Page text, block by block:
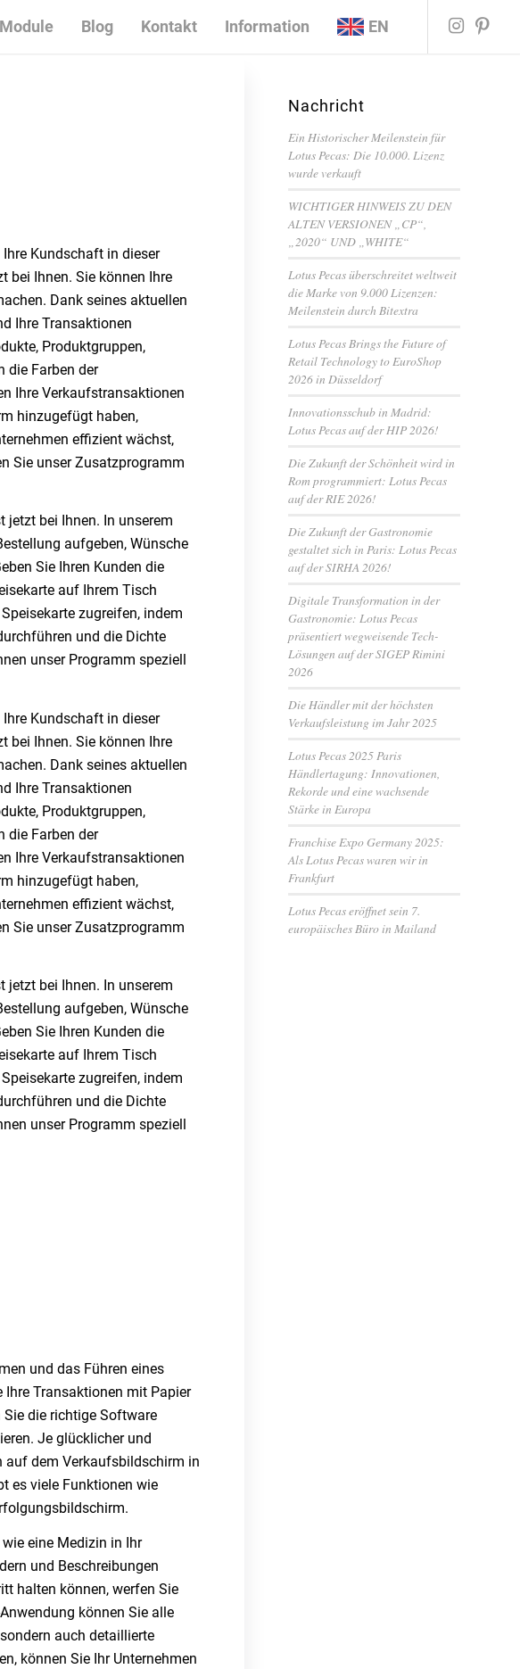
Module Blog Kontakt Information EN
Kundschaft in dieser
bei Ihnen. Sie können Ihre
Dank seines aktuellen
Ihre Transaktionen
Produktgruppen,
die Farben der
Ihre Verkaufstransaktionen
hinzugefügt haben,
effizient wächst,
Sie unser Zusatzprogramm
jetzt bei Ihnen. In unserem
aufgeben, Wünsche
Sie Ihren Kunden die
auf Ihrem Tisch
zugreifen, indem
und die Dichte
unser Programm speziell
Kundschaft in dieser
bei Ihnen. Sie können Ihre
Dank seines aktuellen
Ihre Transaktionen
Produktgruppen,
die Farben der
Ihre Verkaufstransaktionen
hinzugefügt haben,
effizient wächst,
Sie unser Zusatzprogramm
jetzt bei Ihnen. In unserem
aufgeben, Wünsche
Sie Ihren Kunden die
auf Ihrem Tisch
zugreifen, indem
und die Dichte
unser Programm speziell
und das Führen eines
Transaktionen mit Papier
die richtige Software
Je glücklicher und
auf dem Verkaufsbildschirm in
es viele Funktionen wie
eine Medizin in Ihr
und Beschreibungen
halten können, werfen Sie
können Sie alle
auch detaillierte
können Sie Ihr Unternehmen
Nachricht
Ein Historischer Meilenstein für
Lotus Pecas: Die 10.000. Lizenz
wurde verkauft
WICHTIGER HINWEIS ZU DEN
ALTEN VERSIONEN „CP“,
„2020“ UND „WHITE“
Lotus Pecas überschreitet weltweit
die Marke von 9.000 Lizenzen:
Meilenstein durch Bitextra
Lotus Pecas Brings the Future of
Retail Technology to EuroShop
2026 in Düsseldorf
Innovationsschub in Madrid:
Lotus Pecas auf der HIP 2026!
Die Zukunft der Schönheit wird in
Rom programmiert: Lotus Pecas
auf der RIE 2026!
Die Zukunft der Gastronomie
gestaltet sich in Paris: Lotus Pecas
auf der SIRHA 2026!
Digitale Transformation in der
Gastronomie: Lotus Pecas
präsentiert wegweisende Tech-
Lösungen auf der SIGEP Rimini
2026
Die Händler mit der höchsten
Verkaufsleistung im Jahr 2025
Lotus Pecas 2025 Paris
Händlertagung: Innovationen,
Rekorde und eine wachsende
Stärke in Europa
Franchise Expo Germany 2025:
Als Lotus Pecas waren wir in
Frankfurt
Lotus Pecas eröffnet sein 7.
europäisches Büro in Mailand